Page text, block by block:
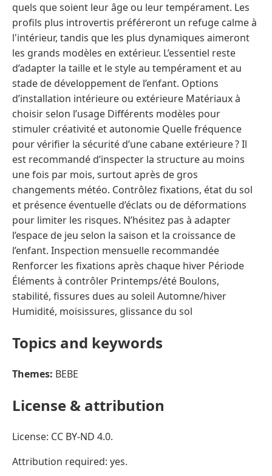
quels que soient leur âge ou leur tempérament. Les
profils plus introvertis préféreront un refuge calme à
l'intérieur, tandis que les plus dynamiques aimeront
les grands modèles en extérieur. L’essentiel reste
d’adapter la taille et le style au tempérament et au
stade de développement de l’enfant. Options
d’installation intérieure ou extérieure Matériaux à
choisir selon l’usage Différents modèles pour
stimuler créativité et autonomie Quelle fréquence
pour vérifier la sécurité d’une cabane extérieure ? Il
est recommandé d’inspecter la structure au moins
une fois par mois, surtout après de gros
changements météo. Contrôlez fixations, état du sol
et présence éventuelle d’éclats ou de déformations
pour limiter les risques. N’hésitez pas à adapter
l’espace de jeu selon la saison et la croissance de
l’enfant. Inspection mensuelle recommandée
Renforcer les fixations après chaque hiver Période
Éléments à contrôler Printemps/été Boulons,
stabilité, fissures dues au soleil Automne/hiver
Humidité, moisissures, glissance du sol
Topics and keywords
Themes: BEBE
License & attribution
License: CC BY-ND 4.0.
Attribution required: yes.